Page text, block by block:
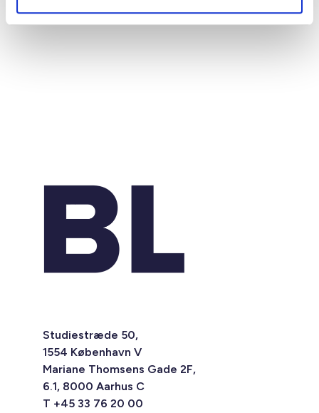
Studiestræde 50,
1554 København V
Mariane Thomsens Gade 2F,
6.1, 8000 Aarhus C
T +45 33 76 20 00